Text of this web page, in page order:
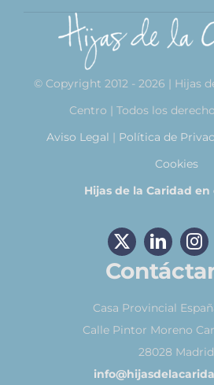
© Copyright 2012 - 2026 | Hijas
Centro | Todos los
Aviso Legal | Política de
Cookies
Hijas de la Caridad
Casa Provincial
Calle Pintor Moreno
28028 Madrid